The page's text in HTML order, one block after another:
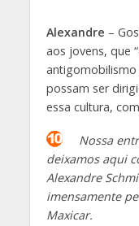
Alexandre –
aos jovens, que
possam ser
essa cultura,
Nossa
deixamos aqui
Alexandre
imensamente
Maxicar.